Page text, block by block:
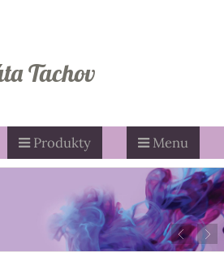
Tachov
Produkty Menu